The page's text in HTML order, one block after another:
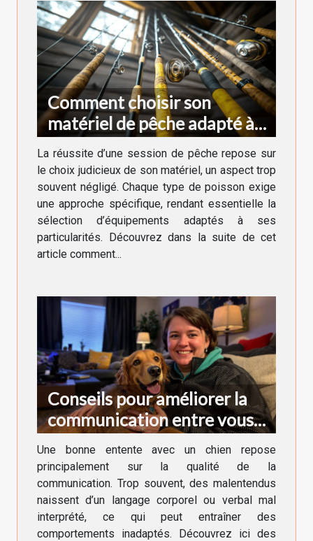
Comment choisir son
matériel de pêche adapté à
chaque type de poisson
La réussite d’une session de pêche repose sur
le choix judicieux de son matériel, un aspect trop
souvent négligé. Chaque type de poisson exige
une approche spécifique, rendant essentielle la
sélection d’équipements adaptés à ses
particularités. Découvrez dans la suite de cet
article comment...
Conseils pour améliorer la
communication entre vous
et votre chien
Une bonne entente avec un chien repose
principalement sur la qualité de la
communication. Trop souvent, des malentendus
naissent d’un langage corporel ou verbal mal
interprété, ce qui peut entraîner des
comportements inadaptés. Découvrez ici des